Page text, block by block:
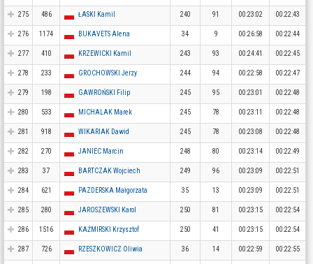
275 486 ŁASKI Kamil 240 91 00:23:02 00:22:43
276 1174 BUKAVETS Alena 34 9 00:26:58 00:22:44
277 410 KRZEWICKI Kamil 243 93 00:24:41 00:22:45
278 233 GROCHOWSKI Jerzy 244 94 00:22:58 00:22:47
279 198 GAWROŃSKI Filip 245 95 00:23:01 00:22:48
280 533 MICHALAK Marek 245 78 00:23:11 00:22:48
281 918 WIKARIAK Dawid 245 78 00:23:08 00:22:48
282 270 JANIEC Marcin 248 80 00:23:14 00:22:49
283 37 BARTCZAK Wojciech 249 96 00:23:09 00:22:51
284 621 PAZDERSKA Małgorzata 35 13 00:23:09 00:22:51
285 280 JAROSZEWSKI Karol 250 81 00:23:15 00:22:54
286 1516 KAŹMIRSKI Krzysztof 250 41 00:23:15 00:22:54
287 726 RZESZKOWICZ Oliwia 36 14 00:22:59 00:22:55